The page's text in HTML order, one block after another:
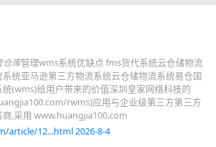
仓库管理wms系统优缺点 fms货代系统云仓储物流
统亚马逊第三方物流系统云仓储物流系统易仓国
(wms)给用户带来的价值深圳皇家网络科技的
rwms)应用与企业级第三方第三方
,采用 www.huangjia100.com
article/12...html 2026-8-4